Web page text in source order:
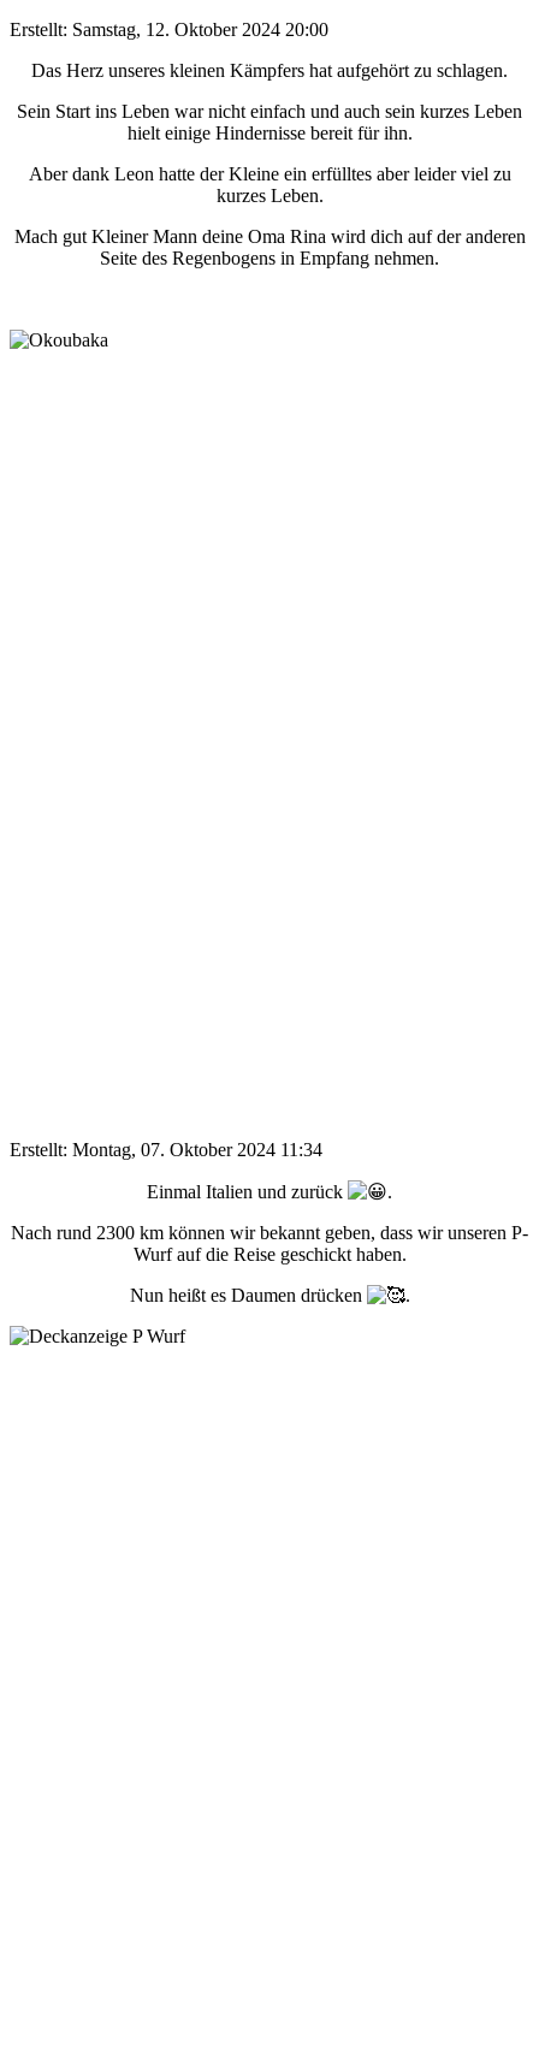
Erstellt: Samstag, 12. Oktober 2024 20:00
Das Herz unseres kleinen Kämpfers hat aufgehört zu schlagen.
Sein Start ins Leben war nicht einfach und auch sein kurzes Leben
hielt einige Hindernisse bereit für ihn.
Aber dank Leon hatte der Kleine ein erfülltes aber leider viel zu
kurzes Leben.
Mach gut Kleiner Mann deine Oma Rina wird dich auf der anderen
Seite des Regenbogens in Empfang nehmen.
Erstellt: Montag, 07. Oktober 2024 11:34
Einmal Italien und zurück
.
Nach rund 2300 km können wir bekannt geben, dass wir unseren P-
Wurf auf die Reise geschickt haben.
Nun heißt es Daumen drücken
.